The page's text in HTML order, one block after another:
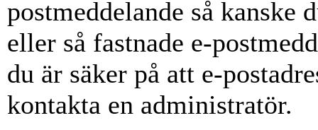
postmeddelande så kanske
eller så fastnade e-
du är säker på att e-
kontakta en administratör.